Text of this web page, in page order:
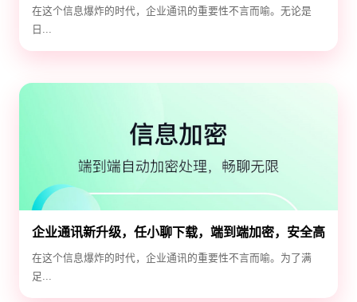
全守护神
在这个信息爆炸的时代，企业通讯的重要性不言而喻。无论是
日...
企业通讯新升级，任小聊下载，端到端加密，安全高
效！
在这个信息爆炸的时代，企业通讯的重要性不言而喻。为了满
足...